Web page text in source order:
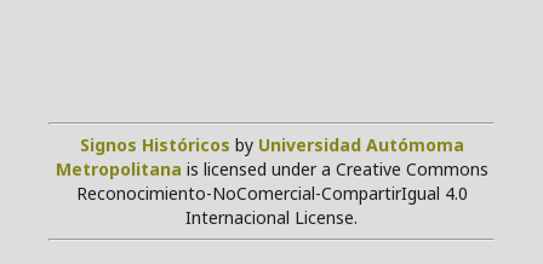
Signos Históricos by Universidad Autómoma
Metropolitana is licensed under a Creative Commons
Reconocimiento-NoComercial-CompartirIgual 4.0
Internacional License.